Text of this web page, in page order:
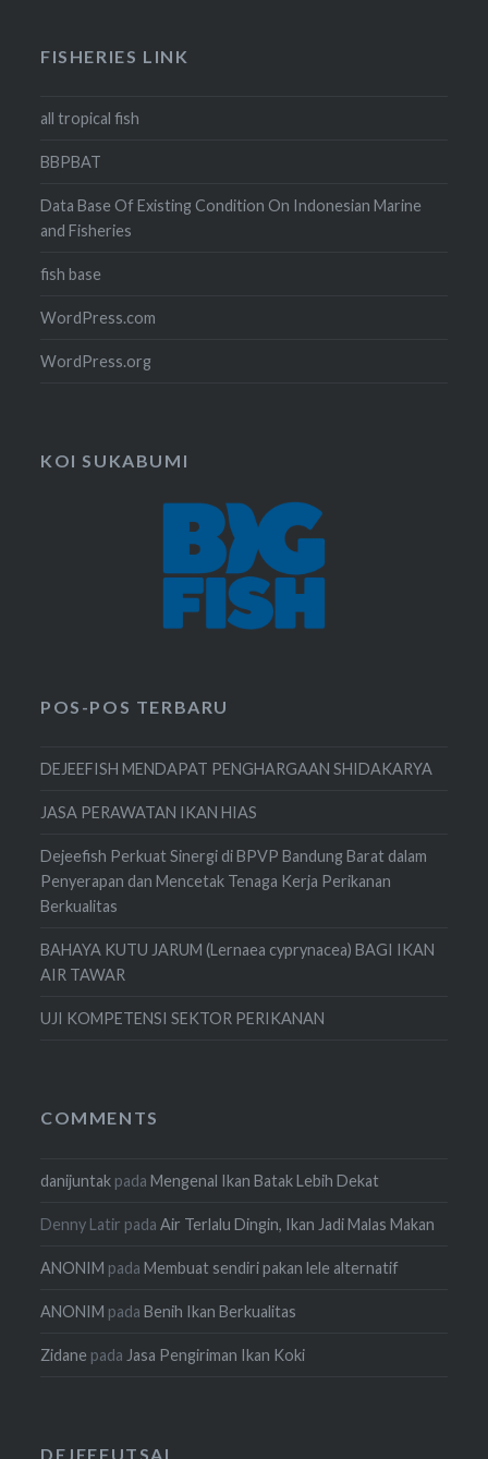
FISHERIES LINK
all tropical fish
BBPBAT
Data Base Of Existing Condition On Indonesian Marine
and Fisheries
fish base
WordPress.com
WordPress.org
KOI SUKABUMI
POS-POS TERBARU
DEJEEFISH MENDAPAT PENGHARGAAN SHIDAKARYA
JASA PERAWATAN IKAN HIAS
Dejeefish Perkuat Sinergi di BPVP Bandung Barat dalam
Penyerapan dan Mencetak Tenaga Kerja Perikanan
Berkualitas
BAHAYA KUTU JARUM (Lernaea cyprynacea) BAGI IKAN
AIR TAWAR
UJI KOMPETENSI SEKTOR PERIKANAN
COMMENTS
danijuntak padaMengenal Ikan Batak Lebih Dekat
Denny Latir padaAir Terlalu Dingin, Ikan Jadi Malas Makan
ANONIM padaMembuat sendiri pakan lele alternatif
ANONIM padaBenih Ikan Berkualitas
Zidane pada Jasa Pengiriman Ikan Koki
DEJEEFUTSAL